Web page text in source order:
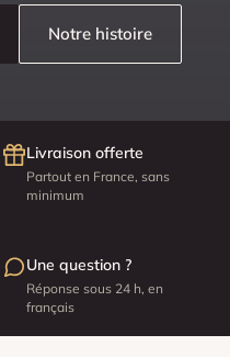
Notre histoire
Livraison offerte
Partout en France, sans
minimum
Une question ?
Réponse sous 24 h, en
français